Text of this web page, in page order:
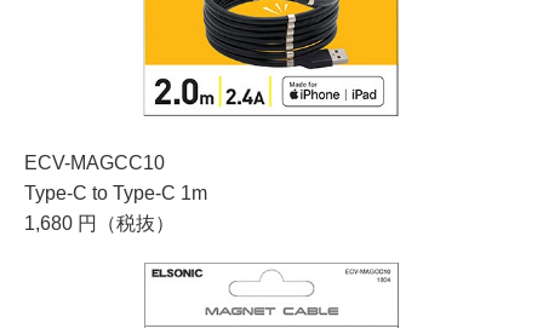
ECV-MAGCC10
Type-C to Type-C 1m
1,680 円（税抜）